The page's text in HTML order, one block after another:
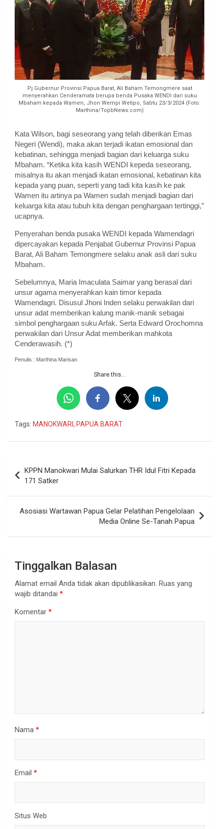
Pj Gubernur Provinsi Papua Barat, Ali Baham Temongmere saat
menyerahkan Cenderamata berupa benda Pusaka WENDI dari suku
Mbaham kepada Wamen, Jhon Wempi Wetipo, Sabtu 23/3/2024 (Foto:
Marthina/TopbNews.com)
Kata Wilson, bagi seseorang yang telah diberikan Emas
Negeri (Wendi), maka akan terjadi ikatan emosional dan
kebatinan, sehingga menjadi bagian dari keluarga suku
Mbaham. “Ketika kita kasih WENDI kepeda seseorang,
misalnya itu akan menjadi ikatan emosional, kebatinan kita
kepada yang puan, seperti yang tadi kita kasih ke pak
Wamen itu artinya pa Wamen sudah menjadi bagian dari
keluarga kita atau tubuh kita dengan penghargaan tertinggi,”
ucapnya.
Penyerahan benda pusaka WENDI kepada Wamendagri
dipercayakan kepada Penjabat Gubernur Provinsi Papua
Barat, Ali Baham Temongmere selaku anak asli dari suku
Mbaham.
Sebelumnya, Maria Imaculata Saimar yang berasal dari
unsur agama menyerahkan kain timor kepada
Wamendagri. Disusul Jhoni Inden selaku perwakilan dari
unsur adat memberikan kalung manik-manik sebagai
simbol penghargaan suku Arfak. Serta Edward Orochomna
perwakilan dari Unsur Adat memberikan mahkota
Cenderawasih. (*)
Penulis : Marthina Marisan
Share this...
Tags: MANOKWARI, PAPUA BARAT
pos
KPPN Manokwari Mulai Salurkan THR Idul Fitri Kepada
171 Satker
Asosiasi Wartawan Papua Gelar Pelatihan Pengelolaan
Media Online Se-Tanah Papua
Tinggalkan Balasan
Alamat email Anda tidak akan dipublikasikan. Ruas yang
wajib ditandai *
Komentar *
Nama *
Email *
Situs Web